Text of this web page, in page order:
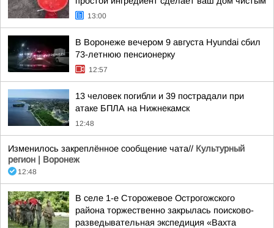
13:00
В Воронеже вечером 9 августа Hyundai сбил
73-летнюю пенсионерку
12:57
13 человек погибли и 39 пострадали при
атаке БПЛА на Нижнекамск
12:48
Изменилось закреплённое сообщение чата// Культурный
регион | Воронеж
12:48
В селе 1-е Сторожевое Острогожского
района торжественно закрылась поисково-
разведывательная экспедиция «Вахта